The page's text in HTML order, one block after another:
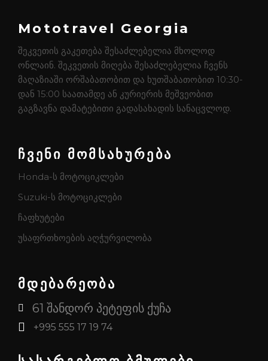
Mototravel Georgia
შეკვეთის გაკეთება შესაძლებელია მხოლოდ
ონლაინ. შეკვეთის მიღება შესაძლებელია ჩვენს
მაღაზიაში ორშაბათობით და ხუთშაბათობით 10:30-
დან 15:00 საათამდე ან კურიერის მეშვეობით
გაგზავნა დამატებითი გადასახადის სანაცვლოდ.
ჩვენი მომსახურება
Honda-ს მოტოციკლები
Suzuki-ს მოტოციკლები
ჩაფხუტები
უსაფრთხოების აღჭურვილობა
მდებარეობა
61 შანდორ პეტეფის ქუჩა
+995 555 17 19 74